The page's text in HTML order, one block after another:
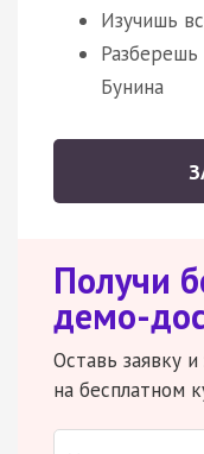
Изучишь
Разберешь
Бунина
Получи
демо-
Оставь заявку
на бесплатном